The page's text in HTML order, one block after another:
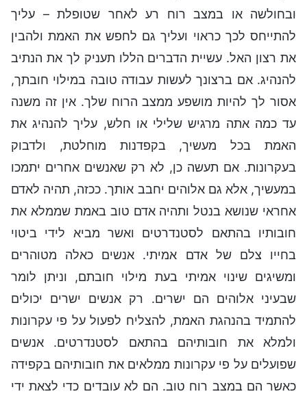
ובחולשה או במצב רוח רע לאחר שטופלת – עליך
להתייחס לכך כראוי ועליך גם לחפש את האמת ולהבין
את רצון האל. עשיית הדברים הללו תעניק לך את הנתיב
להנהיג. אם ברצונך לעשות עבודה טובה במילוי חובתך,
אסור לך להיות מושפע ממצב הרוח שלך. אין זה משנה
עד כמה אתה מרגיש שלילי או חלש, עליך להנהיג את
האמת בכל מעשיך, בקפדנות מוחלטת, ולדבוק
בעקרונות. אם תעשה כן, לא רק שאנשים אחרים יתמכו
במעשיך, אלא גם אלוהים יחבב אותך. ככזה, תהיה לאדם
אחראי שנושא בנטל ותהיה אדם טוב באמת שממלא את
חובותיו בהתאם לסטנדרטים ואשר מביא לידי ביטוי
בחייו צלם של אדם אמיתי. אנשים כאלה מטוהרים
ומשיגים שינוי אמיתי בעת מילוי חובתם, וניתן לומר
שבעיני אלוהים הם ישרים. רק אנשים ישרים יכולים
להתמיד בהנהגת האמת, להצליח לפעול על פי עקרונות
ולמלא את חובותיהם בהתאם לסטנדרטים. אנשים
שפועלים על פי עקרונות ממלאים את חובותיהם בקפידה
כאשר הם במצב רוח טוב. הם לא עובדים כדי לצאת ידי